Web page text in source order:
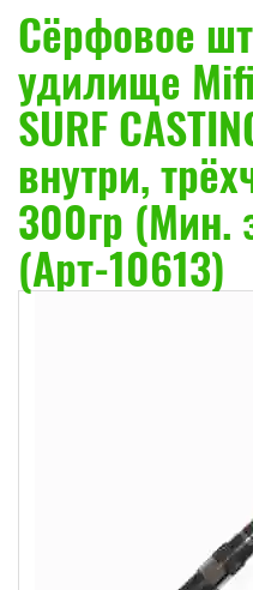
Сёрфовое
удилище
SURF
внутри,
300гр (Мин.
(Арт-10613)